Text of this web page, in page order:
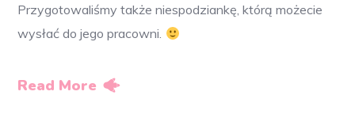
Przygotowaliśmy także niespodziankę, którą możecie
wysłać do jego pracowni.
Read More